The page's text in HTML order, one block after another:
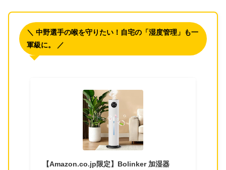
＼ 中野選手の喉を守りたい！自宅の「湿度管理」も一
軍級に。 ／
【Amazon.co.jp限定】Bolinker 加湿器